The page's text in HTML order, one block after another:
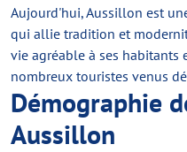
Aujourd'hui, Aussillon est
qui allie tradition et
vie agréable à ses habitants
nombreux touristes venus
Démographie
Aussillon